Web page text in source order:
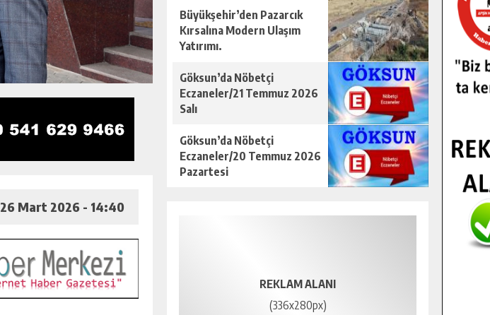
26 Mart 2026 - 14:40
Büyükşehir’den Pazarcık
Kırsalına Modern Ulaşım
Yatırımı.
Göksun’da Nöbetçi
Eczaneler/21 Temmuz 2026
Salı
Göksun’da Nöbetçi
Eczaneler/20 Temmuz 2026
Pazartesi
REKLAM ALANI
(336x280px)